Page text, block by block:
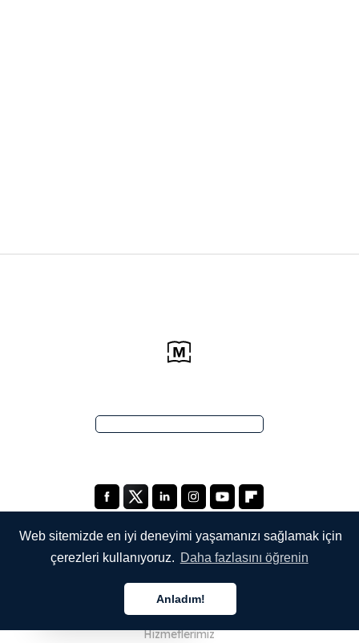
Web sitemizde en iyi deneyimi yaşamanızı sağlamak için
çerezleri kullanıyoruz. Daha fazlasını öğrenin
Anladım!
Hakkımızda
Hizmetlerimiz
Türkçe